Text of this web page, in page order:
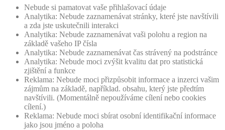
Nebude si pamatovat vaše přihlašovací údaje
Analytika: Nebude zaznamenávat stránky, které jste navštívili
a zda jste uskutečnili interakci
Analytika: Nebude zaznamenávat vaši polohu a region na
základě vašeho IP čísla
Analytika: Nebude zaznamenávat čas strávený na podstránce
Analytika: Nebude moci zvýšit kvalitu dat pro statistická
zjištění a funkce
Reklama: Nebude moci přizpůsobit informace a inzerci vašim
zájmům na základě, například. obsahu, který jste předtím
navštívili. (Momentálně nepoužíváme cílení nebo cookies
cílení.)
Reklama: Nebude moci sbírat osobní identifikační informace
jako jsou jméno a poloha